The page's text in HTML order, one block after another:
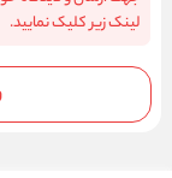
لینک زیر کلیک نمایید.